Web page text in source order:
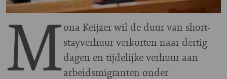
Mona Keijzer wil de duur van short-
stayverhuur verkorten naar dertig
dagen en tijdelijke verhuur aan
arbeidsmigranten onder